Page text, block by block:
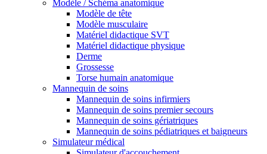
Modèle / Schéma anatomique
Modèle de tête
Modèle musculaire
Matériel didactique SVT
Matériel didactique physique
Derme
Grossesse
Torse humain anatomique
Mannequin de soins
Mannequin de soins infirmiers
Mannequin de soins premier secours
Mannequin de soins gériatriques
Mannequin de soins pédiatriques et baigneurs
Simulateur médical